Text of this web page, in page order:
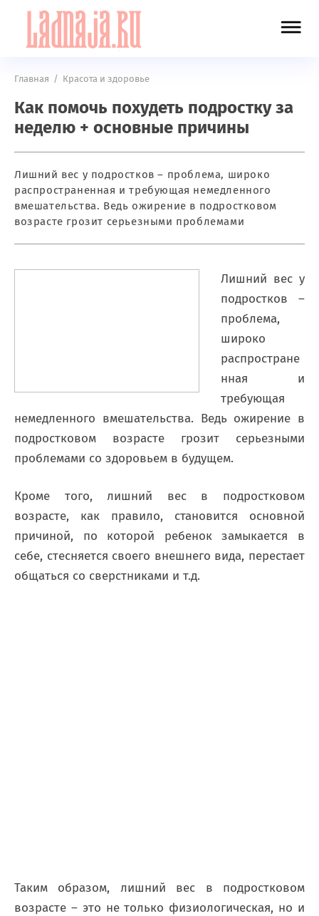
Главная / Красота и здоровье
Как помочь похудеть подростку за
неделю + основные причины
Лишний вес у подростков – проблема, широко
распространенная и требующая немедленного
вмешательства. Ведь ожирение в подростковом
возрасте грозит серьезными проблемами
Лишний вес у
подростков –
проблема,
широко
распростране
нная и
требующая
немедленного вмешательства. Ведь ожирение в
подростковом возрасте грозит серьезными
проблемами со здоровьем в будущем.
Кроме того, лишний вес в подростковом
возрасте, как правило, становится основной
причиной, по которой ребенок замыкается в
себе, стесняется своего внешнего вида, перестает
общаться со сверстниками и т.д.
Таким образом, лишний вес в подростковом
возрасте – это не только физиологическая, но и